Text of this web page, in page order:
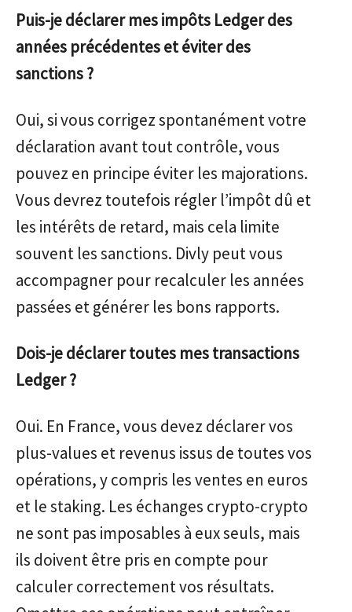
Puis-je déclarer mes impôts Ledger des
années précédentes et éviter des
sanctions ?
Oui, si vous corrigez spontanément votre
déclaration avant tout contrôle, vous
pouvez en principe éviter les majorations.
Vous devrez toutefois régler l’impôt dû et
les intérêts de retard, mais cela limite
souvent les sanctions. Divly peut vous
accompagner pour recalculer les années
passées et générer les bons rapports.
Dois-je déclarer toutes mes transactions
Ledger ?
Oui. En France, vous devez déclarer vos
plus-values et revenus issus de toutes vos
opérations, y compris les ventes en euros
et le staking. Les échanges crypto-crypto
ne sont pas imposables à eux seuls, mais
ils doivent être pris en compte pour
calculer correctement vos résultats.